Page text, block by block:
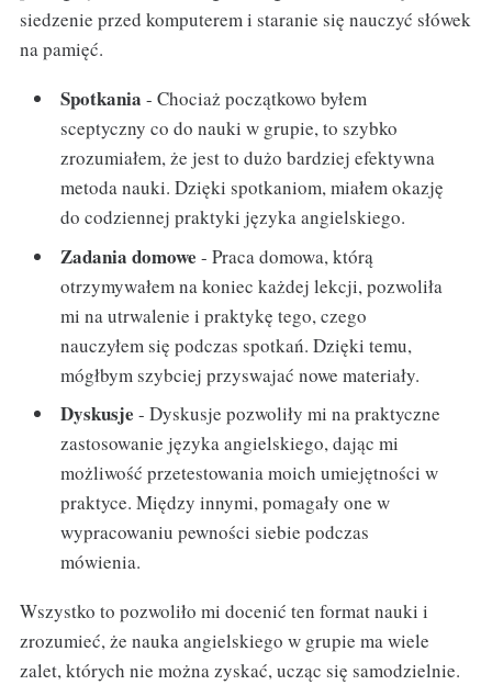
siedzenie przed komputerem i staranie się nauczyć słówek
na pamięć.
Spotkania - Chociaż początkowo byłem
sceptyczny co do nauki w grupie, to szybko
zrozumiałem, że jest to dużo bardziej efektywna
metoda nauki. Dzięki spotkaniom, miałem okazję
do codziennej praktyki języka angielskiego.
Zadania domowe - Praca domowa, którą
otrzymywałem na koniec każdej lekcji, pozwoliła
mi na utrwalenie i praktykę tego, czego
nauczyłem się podczas spotkań. Dzięki temu,
mógłbym szybciej przyswajać nowe materiały.
Dyskusje - Dyskusje pozwoliły mi na praktyczne
zastosowanie języka angielskiego, dając mi
możliwość przetestowania moich umiejętności w
praktyce. Między innymi, pomagały one w
wypracowaniu pewności siebie podczas
mówienia.
Wszystko to pozwoliło mi docenić ten format nauki i
zrozumieć, że nauka angielskiego w grupie ma wiele
zalet, których nie można zyskać, ucząc się samodzielnie.